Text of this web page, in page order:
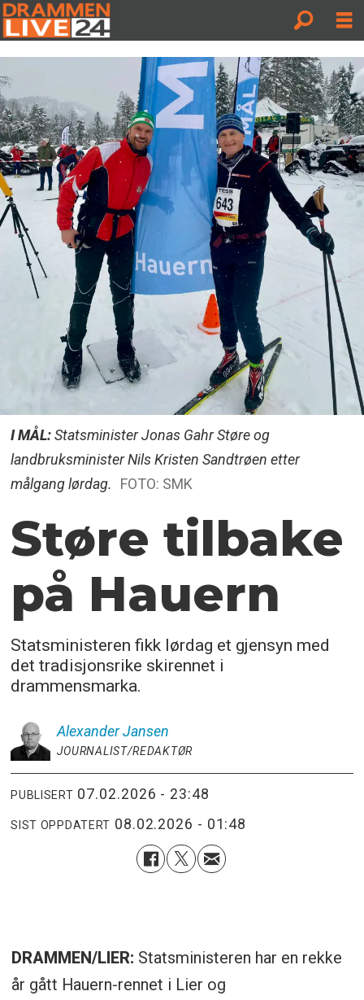
I MÅL:Statsminister Jonas Gahr Støre og
landbruksminister Nils Kristen Sandtrøen etter
målgang lørdag.
FOTO: SMK
Støre tilbake
på Hauern
Statsministeren fikk lørdag et gjensyn med
det tradisjonsrike skirennet i
drammensmarka.
Alexander Jansen
JOURNALIST/REDAKTØR
PUBLISERT 07.02.2026 - 23:48
SIST OPPDATERT 08.02.2026 - 01:48
DRAMMEN/LIER: Statsministeren har en rekke
år gått Hauern-rennet i Lier og